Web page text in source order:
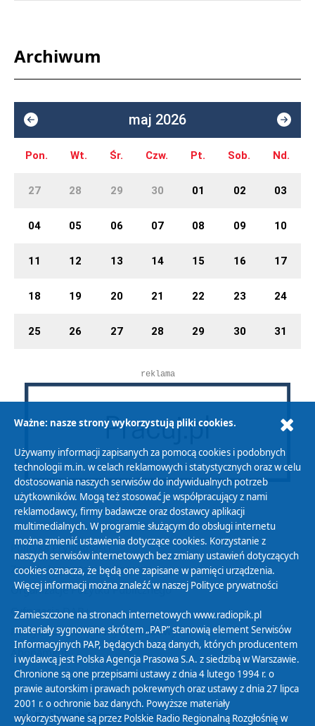
Archiwum
maj 2026
Pon. Wt. Śr. Czw. Pt. Sob. Nd.
27 28 29 30 01 02 03
04 05 06 07 08 09 10
11 12 13 14 15 16 17
18 19 20 21 22 23 24
25 26 27 28 29 30 31
reklama
Polityka Prywatności
Zasady korzystania z Serwisu
Organizacje Pożytku Publicznego
Cyfryzacja DAB+
Polityka ochrony danych osobowych
Abonament
Zamówienia publiczne
Biuletyn Informacji Publicznej
Ważne: nasze strony wykorzystują pliki cookies.
Używamy informacji zapisanych za pomocą cookies i podobnych
technologii m.in. w celach reklamowych i statystycznych oraz w celu
dostosowania naszych serwisów do indywidualnych potrzeb
użytkowników. Mogą też stosować je współpracujący z nami
reklamodawcy, firmy badawcze oraz dostawcy aplikacji
multimedialnych. W programie służącym do obsługi internetu
można zmienić ustawienia dotyczące cookies. Korzystanie z
naszych serwisów internetowych bez zmiany ustawień dotyczących
cookies oznacza, że będą one zapisane w pamięci urządzenia.
Więcej informacji można znaleźć w naszej Polityce prywatności
Zamieszczone na stronach internetowych www.radiopik.pl
materiały sygnowane skrótem „PAP” stanowią element Serwisów
Informacyjnych PAP, będących bazą danych, których producentem
i wydawcą jest Polska Agencja Prasowa S.A. z siedzibą w Warszawie.
Chronione są one przepisami ustawy z dnia 4 lutego 1994 r. o
prawie autorskim i prawach pokrewnych oraz ustawy z dnia 27 lipca
2001 r. o ochronie baz danych. Powyższe materiały
wykorzystywane są przez Polskie Radio Regionalną Rozgłośnię w